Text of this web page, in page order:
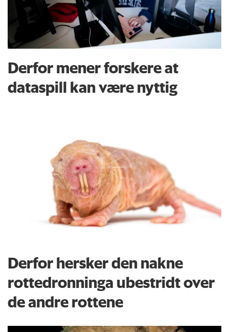
Derfor mener forskere at
dataspill kan være nyttig
Derfor hersker den nakne
rottedronninga ubestridt over
de andre rottene